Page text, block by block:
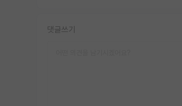
댓글쓰기